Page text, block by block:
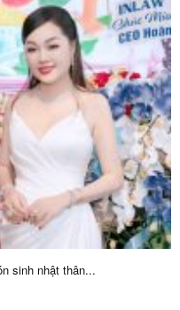
sinh nhật thân...